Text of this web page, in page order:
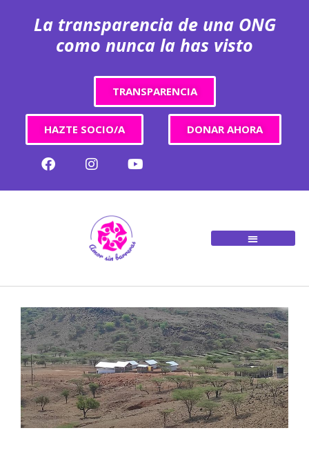
La transparencia de una ONG
como nunca la has visto
TRANSPARENCIA
HAZTE SOCIO/A DONAR AHORA